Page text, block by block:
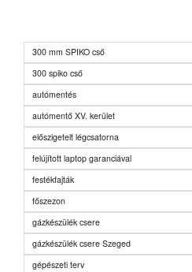
300 mm SPIKO cső
300 spiko cső
autómentés
autómentő XV. kerület
előszigetelt légcsatorna
felújított laptop garanciával
festékfajták
főszezon
gázkészülék csere
gázkészülék csere Szeged
gépészeti terv